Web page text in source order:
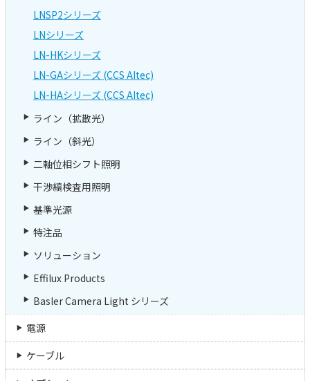
LNSP2シリーズ
LNシリーズ
LN-HKシリーズ
LN-GAシリーズ (CCS AItec)
LN-HAシリーズ (CCS AItec)
ライン（拡散光）
ライン（斜光）
二軸位相シフト照明
干渉縞検査用照明
基準光源
特注品
ソリューション
Effilux Products
Basler Camera Light シリーズ
電源
ケーブル